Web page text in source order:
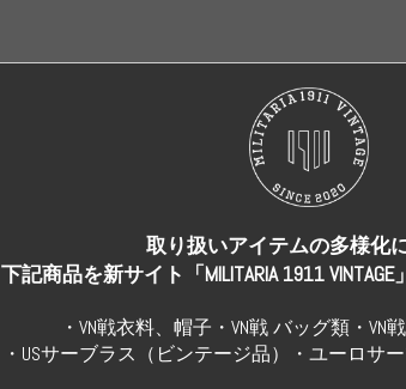
売り切れ
取り扱いアイテムの多様化に
下記商品を新サイト「MILITARIA 1911
・VN戦衣料、帽子・VN戦 バッグ類・VN
・USサーブラス（ビンテージ品）・ユーロサ